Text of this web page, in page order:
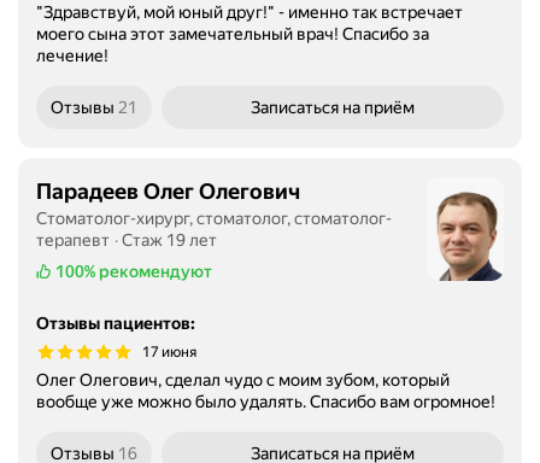
"Здравствуй, мой юный друг!" - именно так встречает
моего сына этот замечательный врач! Спасибо за
лечение!
Отзывы 21 Записаться на приём
Парадеев Олег Олегович
Стоматолог-хирург, стоматолог, стоматолог-
терапевт
Стаж 19 лет
100% рекомендуют
Отзывы пациентов:
17 июня
Олег Олегович, сделал чудо с моим зубом, который
вообще уже можно было удалять. Спасибо вам огромное!
Отзывы 16 Записаться на приём